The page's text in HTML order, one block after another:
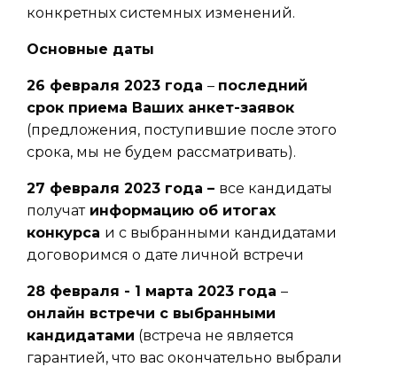
конкретных системных изменений.
Основные даты
26 февраля 2023 года – последний
срок приема Ваших анкет-заявок
(предложения, поступившие после этого
срока, мы не будем рассматривать).
27 февраля 2023 года – все кандидаты
получатинформацию об итогах
конкурса и с выбранными кандидатами
договоримся о дате личной встречи
28 февраля - 1 марта 2023 года –
онлайн встречи с выбранными
кандидатами (встреча не является
гарантией, что вас окончательно выбрали